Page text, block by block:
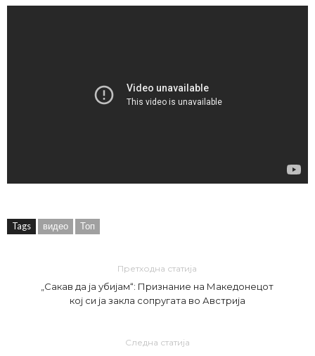
Tags видео Топ
Претходна статија
„Сакав да ја убијам“: Признание на Македонецот
кој си ја закла сопругата во Австрија
Следна статија